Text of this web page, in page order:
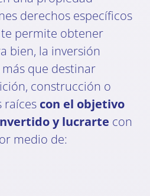
derechos específicos
permite obtener
bien, la inversión
que destinar
construcción o
raíces con el objetivo
y lucrarte con
medio de: